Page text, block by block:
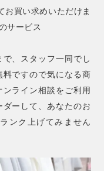
お買い求めいただけま
サービス
、スタッフ一同でし
ですので気になる商
ライン相談をご利用
ーして、あなたのお
ンク上げてみません